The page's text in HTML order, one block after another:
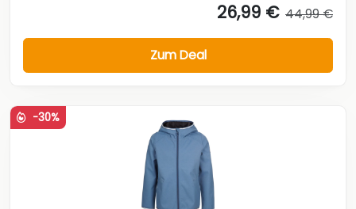
26,99 € 44,99 €
Zum Deal
-30%